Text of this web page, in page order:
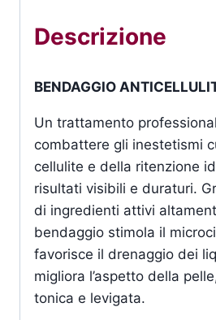
Descrizione
BENDAGGIO
Un trattamento
combattere gli inestetismi
cellulite e della ritenzione
risultati visibili e duraturi.
di ingredienti attivi
bendaggio stimola il
favorisce il drenaggio dei
migliora l’aspetto della
tonica e levigata.